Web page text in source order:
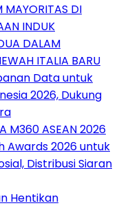
MAYORITAS DI
INDUK
DALAM
ITALIA BARU
Data untuk
2026, Dukung
M360 ASEAN 2026
Awards 2026 untuk
Distribusi Siaran
Hentikan